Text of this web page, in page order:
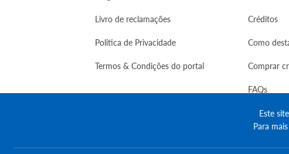
Livro de reclamações
Politica de Privacidade
Termos & Condições do portal
Créditos
Como
Comprar
FAQs
© Copyright 2023 | CASACERTA. All rights reserved
Este
Para